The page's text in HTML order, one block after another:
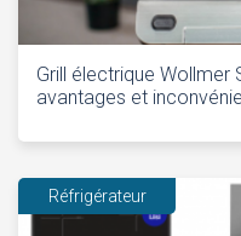
Grill électrique Wollmer
avantages et
Réfrigérateur